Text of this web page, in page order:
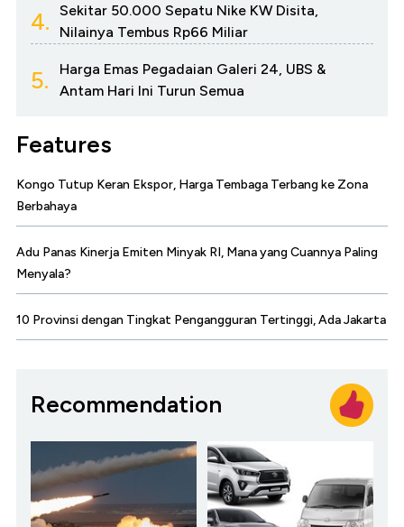
4.
Sekitar 50.000 Sepatu Nike KW Disita,
Nilainya Tembus Rp66 Miliar
5.
Harga Emas Pegadaian Galeri 24, UBS &
Antam Hari Ini Turun Semua
Features
Kongo Tutup Keran Ekspor, Harga Tembaga Terbang ke Zona
Berbahaya
Adu Panas Kinerja Emiten Minyak RI, Mana yang Cuannya Paling
Menyala?
10 Provinsi dengan Tingkat Pengangguran Tertinggi, Ada Jakarta
Recommendation